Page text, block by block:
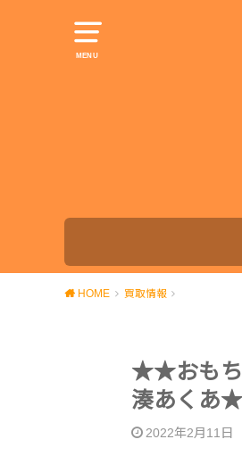
MENU
HOME 買取情報
★★おもち
湊あくあ
2022年2月11日